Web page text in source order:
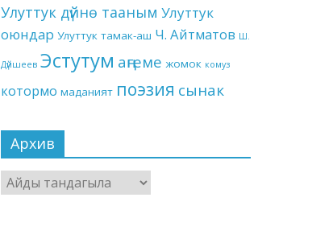
Улуттук дүйнө тааным Улуттук
оюндар Улуттук тамак-аш Ч. Айтматов Ш.
Дүйшеев Эстутум аңгеме жомок комуз
котормо маданият поэзия сынак
Архив
Архив